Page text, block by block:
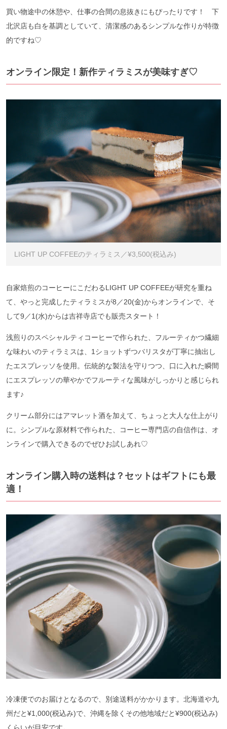
買い物途中の休憩や、仕事の合間の息抜きにもぴったりです！ 下
北沢店も白を基調としていて、清潔感のあるシンプルな作りが特徴
的ですね♡
オンライン限定！新作ティラミスが美味すぎ♡
LIGHT UP COFFEEのティラミス／¥3,500(税込み)
自家焙煎のコーヒーにこだわるLIGHT UP COFFEEが研究を重ね
て、やっと完成したティラミスが8／20(金)からオンラインで、そ
して9／1(水)からは吉祥寺店でも販売スタート！
浅煎りのスペシャルティコーヒーで作られた、フルーティかつ繊細
な味わいのティラミスは、1ショットずつバリスタが丁寧に抽出し
たエスプレッソを使用。伝統的な製法を守りつつ、口に入れた瞬間
にエスプレッソの華やかでフルーティな風味がしっかりと感じられ
ます♪
クリーム部分にはアマレット酒を加えて、ちょっと大人な仕上がり
に。シンプルな原材料で作られた、コーヒー専門店の自信作は、オ
ンラインで購入できるのでぜひお試しあれ♡
オンライン購入時の送料は？セットはギフトにも最
適！
冷凍便でのお届けとなるので、別途送料がかかります。北海道や九
州だと¥1,000(税込み)で、沖縄を除くその他地域だと¥900(税込み)
くらいが目安です。